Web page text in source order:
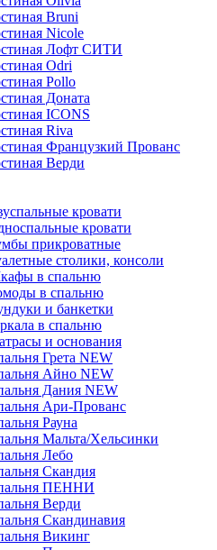
Bruni
Nicole
Лофт СИТИ
Odri
Pollo
Доната
ICONS
Riva
Французкий Прованс
Верди
кровати
кровати
прикроватные
столики, консоли
в спальню
в спальню
и банкетки
в спальню
и основания
Грета NEW
Айно NEW
Дания NEW
Ари-Прованс
Рауна
Мальта/Хельсинки
Лебо
Скандия
ПЕННИ
Верди
Скандинавия
Викинг